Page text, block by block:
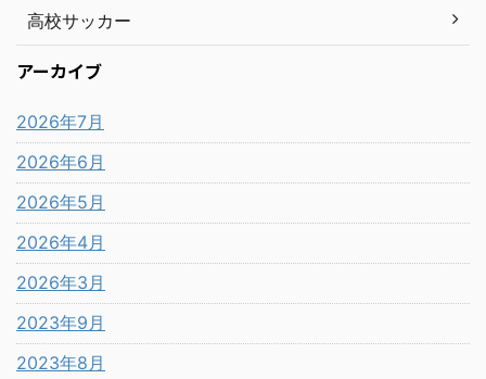
高校サッカー
アーカイブ
2026年7月
2026年6月
2026年5月
2026年4月
2026年3月
2023年9月
2023年8月